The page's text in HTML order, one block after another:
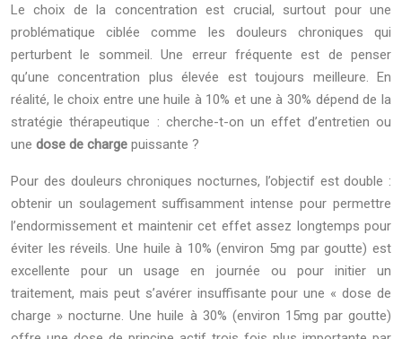
Le choix de la concentration est crucial, surtout pour une
problématique ciblée comme les douleurs chroniques qui
perturbent le sommeil. Une erreur fréquente est de penser
qu’une concentration plus élevée est toujours meilleure. En
réalité, le choix entre une huile à 10% et une à 30% dépend de la
stratégie thérapeutique : cherche-t-on un effet d’entretien ou
une dose de charge puissante ?
Pour des douleurs chroniques nocturnes, l’objectif est double :
obtenir un soulagement suffisamment intense pour permettre
l’endormissement et maintenir cet effet assez longtemps pour
éviter les réveils. Une huile à 10% (environ 5mg par goutte) est
excellente pour un usage en journée ou pour initier un
traitement, mais peut s’avérer insuffisante pour une « dose de
charge » nocturne. Une huile à 30% (environ 15mg par goutte)